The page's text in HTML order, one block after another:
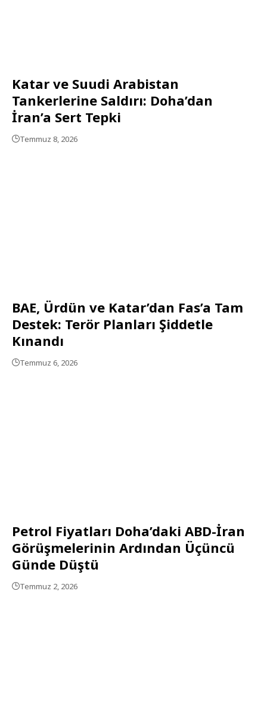
Katar ve Suudi Arabistan
Tankerlerine Saldırı: Doha’dan
İran’a Sert Tepki
Temmuz 8, 2026
BAE, Ürdün ve Katar’dan Fas’a Tam
Destek: Terör Planları Şiddetle
Kınandı
Temmuz 6, 2026
Petrol Fiyatları Doha’daki ABD-İran
Görüşmelerinin Ardından Üçüncü
Günde Düştü
Temmuz 2, 2026